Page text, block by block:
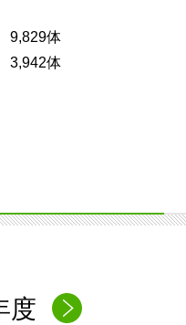
9,829体
3,942体
度